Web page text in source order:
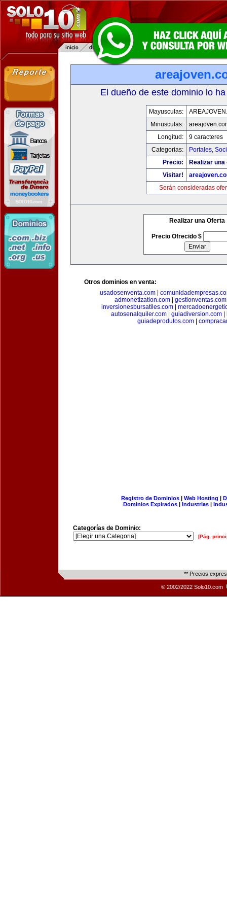
El dueño de este dominio lo
Mayusculas:
Minusculas:
Longitud:
9 caracteres
Categorias:
Portales,
Precio:
Realizar
Visitar!
Serán consideradas
Realizar una Oferta
Precio Ofrecido $
Otros dominios en venta:
usadosenventa.com|
admonetization.com| gestionventas.com
inversionesbursatiles.com|
autosenalquiler.com| guiadiversion.com|
guiadeprodutos.com|
Registro de Dominios| Web Hosting |
Dominios Expirados | Industrias |
Categorías de Dominio:
[Pág.
** Precios
© 2002/2022 Solo10.com